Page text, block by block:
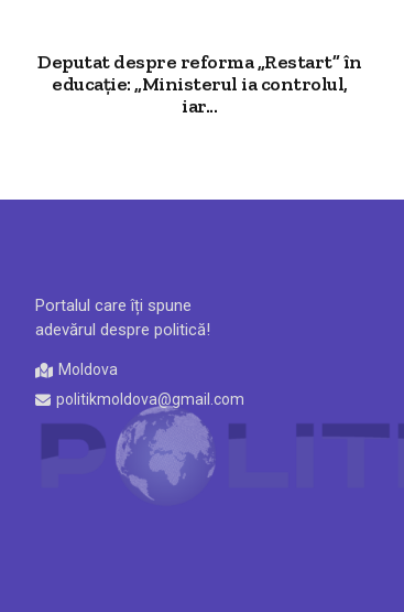
Deputat despre reforma „Restart” în
educație: „Ministerul ia controlul,
iar...
Portalul care îți spune
adevărul despre politică!
Moldova
politikmoldova@gmail.com